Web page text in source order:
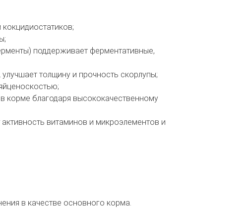
поддерживает ферментативные,
толщину и прочность скорлупы;
корме благодаря высококачественному
витаминов и микроэлементов и
в качестве основного корма.